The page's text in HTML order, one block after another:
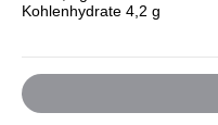
Kohlenhydrate 4,2 g